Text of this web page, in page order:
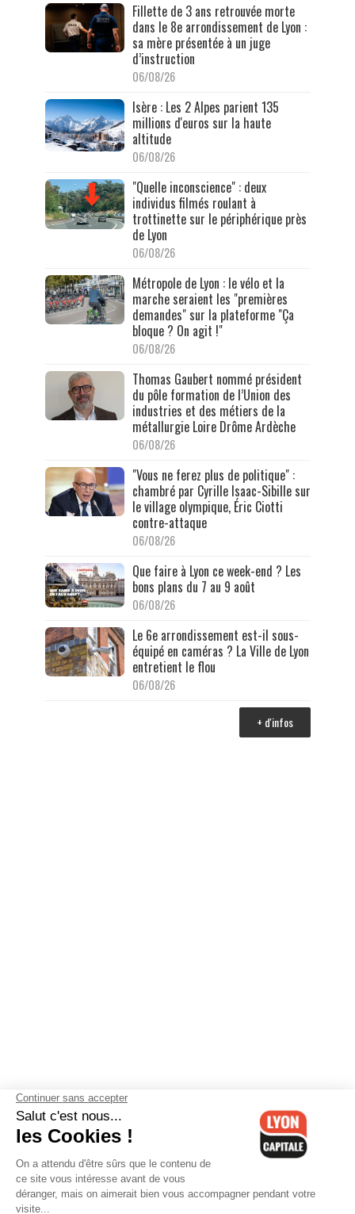
Fillette de 3 ans retrouvée morte
dans le 8e arrondissement de Lyon :
sa mère présentée à un juge
d’instruction
06/08/26
Isère : Les 2 Alpes parient 135
millions d'euros sur la haute
altitude
06/08/26
"Quelle inconscience" : deux
individus filmés roulant à
trottinette sur le périphérique près
de Lyon
06/08/26
Métropole de Lyon : le vélo et la
marche seraient les "premières
demandes" sur la plateforme "Ça
bloque ? On agit !"
06/08/26
Thomas Gaubert nommé président
du pôle formation de l’Union des
industries et des métiers de la
métallurgie Loire Drôme Ardèche
06/08/26
"Vous ne ferez plus de politique" :
chambré par Cyrille Isaac-Sibille sur
le village olympique, Éric Ciotti
contre-attaque
06/08/26
Que faire à Lyon ce week-end ? Les
bons plans du 7 au 9 août
06/08/26
Le 6e arrondissement est-il sous-
équipé en caméras ? La Ville de Lyon
entretient le flou
06/08/26
+ d'infos